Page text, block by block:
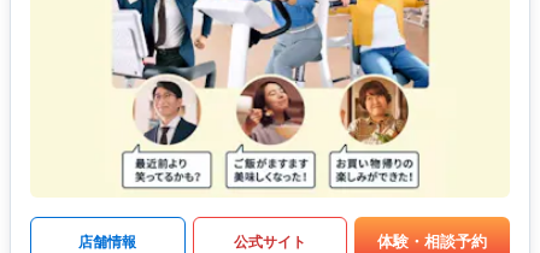
店舗情報 公式サイト 体験・相談予約